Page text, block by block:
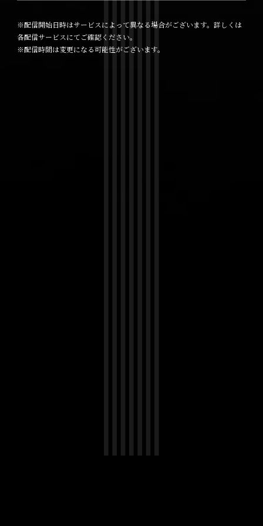
※配信開始日時はサービスによって異なる場合がございます。詳しくは
各配信サービスにてご確認ください。
※配信時間は変更になる可能性がございます。